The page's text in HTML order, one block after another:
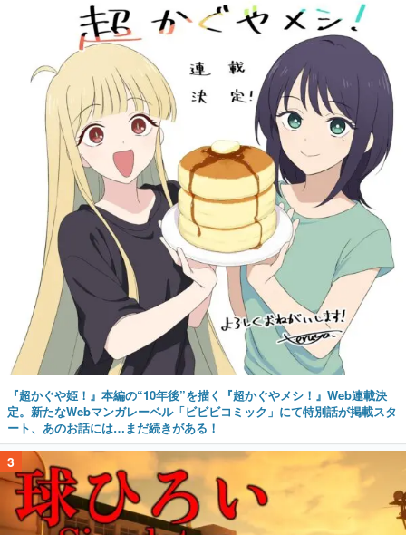
『超かぐや姫！』本編の“10年後”を描く『超かぐやメシ！』Web連載決
定。新たなWebマンガレーベル「ビビビコミック」にて特別話が掲載スタ
ート、あのお話には…まだ続きがある！
3